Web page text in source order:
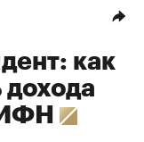
как
дохода